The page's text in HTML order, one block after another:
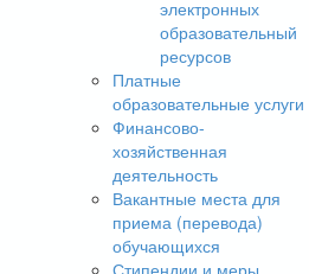
электронных
образовательный
ресурсов
Платные
образовательные услуги
Финансово-
хозяйственная
деятельность
Вакантные места для
приема (перевода)
обучающихся
Стипендии и меры